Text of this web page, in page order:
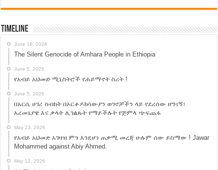
Timeline
June 18, 2026
The Silent Genocide of Amhara People in Ethiopia
June 5, 2026
የአብይ አህመድ ሚኒስትሮች የሐይማኖት ስሪት !
June 5, 2026
በአርሲ ሀገረ ስብከት በኦርቶዶክሳውያን ወገኖቻችን ላይ የደረሰው ዘግናኝ፣
አረመኔያዊ እና ቃላት ሊገልጹት የማይችሉት የጅምላ ጭፍጨፋ
May 23, 2026
የአብይ አህመድ አገዛዝ ምን እንደሆነ ጠቃሚ መረጃ ሁሉም ሰው ይስማው ! Jawar
Mohammed against Abiy Ahmed.
May 12, 2026